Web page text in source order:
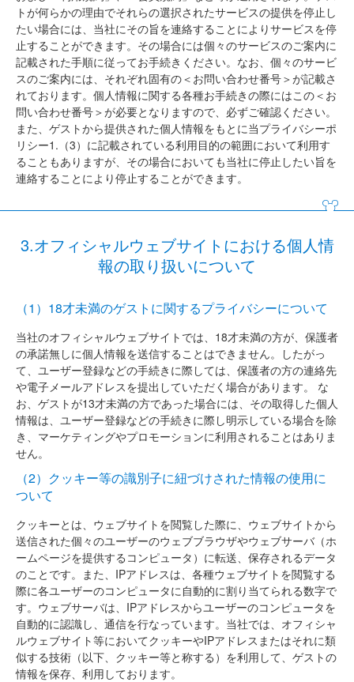
トが何らかの理由でそれらの選択されたサービスの提供を停止し
たい場合には、当社にその旨を連絡することによりサービスを停
止することができます。その場合には個々のサービスのご案内に
記載された手順に従ってお手続きください。なお、個々のサービ
スのご案内には、それぞれ固有の＜お問い合わせ番号＞が記載さ
れております。個人情報に関する各種お手続きの際にはこの＜お
問い合わせ番号＞が必要となりますので、必ずご確認ください。
また、ゲストから提供された個人情報をもとに当プライバシーポ
リシー1.（3）に記載されている利用目的の範囲において利用す
ることもありますが、その場合においても当社に停止したい旨を
連絡することにより停止することができます。
3.オフィシャルウェブサイトにおける個人情
報の取り扱いについて
（1）18才未満のゲストに関するプライバシーについて
当社のオフィシャルウェブサイトでは、18才未満の方が、保護者
の承諾無しに個人情報を送信することはできません。したがっ
て、ユーザー登録などの手続きに際しては、保護者の方の連絡先
や電子メールアドレスを提出していただく場合があります。 な
お、ゲストが13才未満の方であった場合には、その取得した個人
情報は、ユーザー登録などの手続きに際し明示している場合を除
き、マーケティングやプロモーションに利用されることはありま
せん。
（2）クッキー等の識別子に紐づけされた情報の使用に
ついて
クッキーとは、ウェブサイトを閲覧した際に、ウェブサイトから
送信された個々のユーザーのウェブブラウザやウェブサーバ（ホ
ームページを提供するコンピュータ）に転送、保存されるデータ
のことです。また、IPアドレスは、各種ウェブサイトを閲覧する
際に各ユーザーのコンピュータに自動的に割り当てられる数字で
す。ウェブサーバは、IPアドレスからユーザーのコンピュータを
自動的に認識し、通信を行なっています。当社では、オフィシャ
ルウェブサイト等においてクッキーやIPアドレスまたはそれに類
似する技術（以下、クッキー等と称する）を利用して、ゲストの
情報を保存、利用しております。